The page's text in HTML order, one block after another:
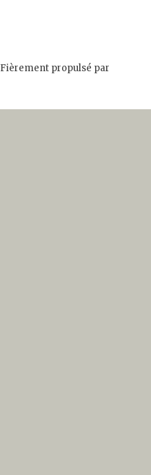
Fièrement propulsé par